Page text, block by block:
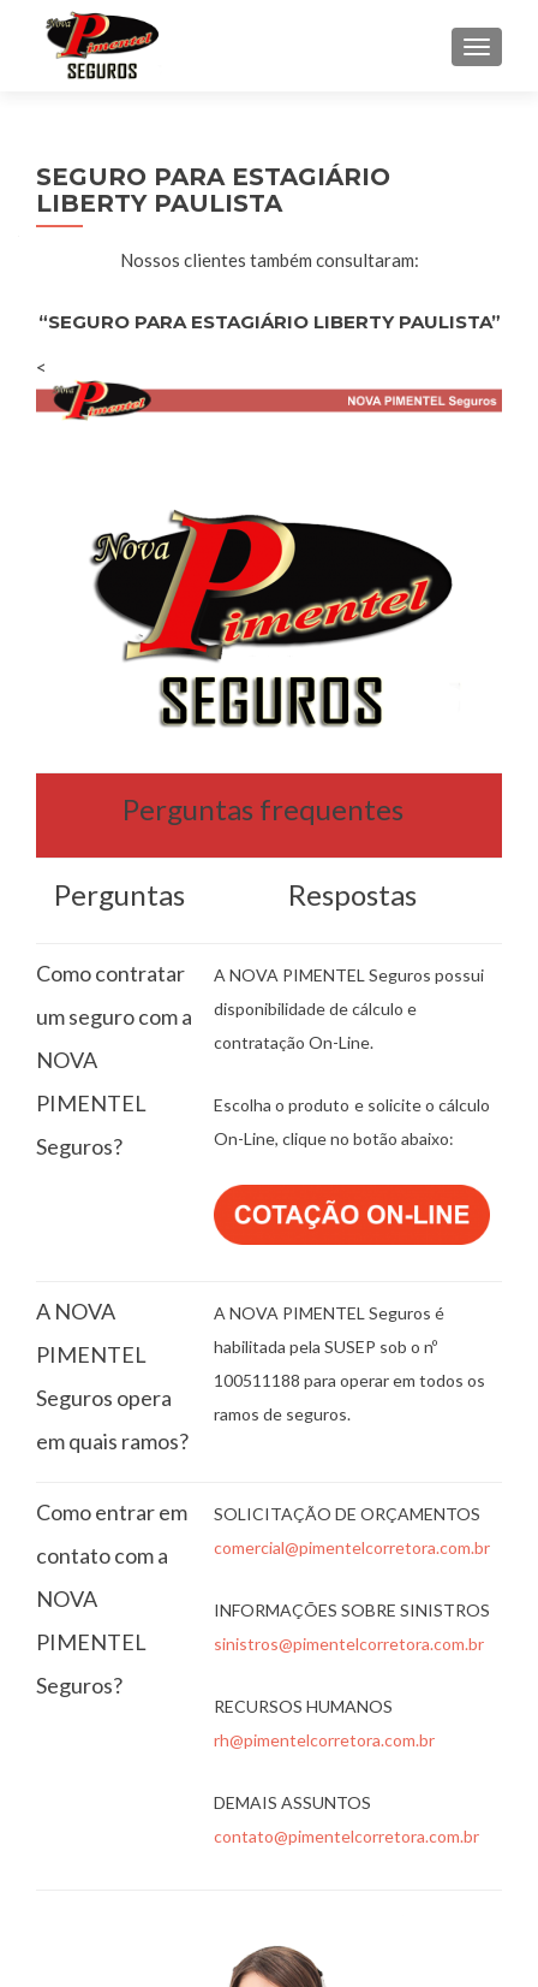
SEGURO PARA ESTAGIÁRIO
LIBERTY PAULISTA
Nossos clientes também consultaram:
“SEGURO PARA ESTAGIÁRIO LIBERTY PAULISTA”
<
Perguntas frequentes
Perguntas Respostas
Como contratar
um seguro com a
NOVA
PIMENTEL
Seguros?
A NOVA PIMENTEL Seguros possui
disponibilidade de cálculo e
contratação On-Line.
Escolha o produto e solicite o cálculo
On-Line, clique no botão abaixo:
A NOVA
PIMENTEL
Seguros opera
em quais ramos?
A NOVA PIMENTEL Seguros é
habilitada pela SUSEP sob o nº
100511188 para operar em todos os
ramos de seguros.
Como entrar em
contato com a
NOVA
PIMENTEL
Seguros?
SOLICITAÇÃO DE ORÇAMENTOS
comercial@pimentelcorretora.com.br
INFORMAÇÕES SOBRE SINISTROS
sinistros@pimentelcorretora.com.br
RECURSOS HUMANOS
rh@pimentelcorretora.com.br
DEMAIS ASSUNTOS
contato@pimentelcorretora.com.br